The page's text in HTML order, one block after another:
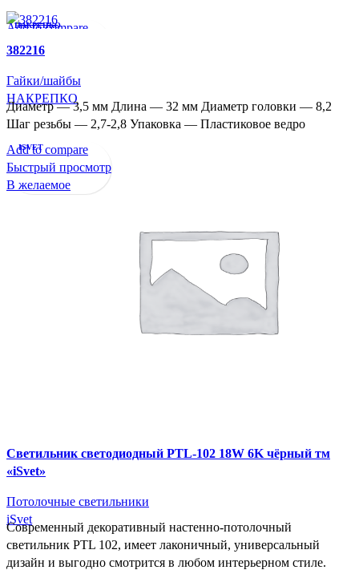
НАКРЕПКО
Add to compare
Быстрый просмотр
382216
Гайки/шайбы
НАКРЕПКО
Диаметр — 3,5 мм Длина — 32 мм Диаметр головки — 8,2
Шаг резьбы — 2,7-2,8 Упаковка — Пластиковое ведро
ISVET
Add to compare
Быстрый просмотр
В желаемое
Cветильник светодиодный PTL-102 18W 6K чёрный тм
«iSvet»
Потолочные светильники
iSvet
Современный декоративный настенно-потолочный
светильник PTL 102, имеет лаконичный, универсальный
дизайн и выгодно смотрится в любом интерьерном стиле.